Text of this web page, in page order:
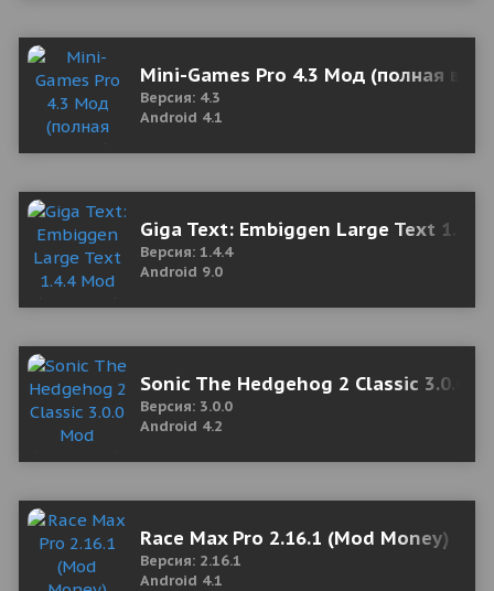
Mini-Games Pro 4.3 Мод (полная
Версия: 4.3
Android 4.1
Giga Text: Embiggen Large Text 1.4.4
Версия: 1.4.4
Android 9.0
Sonic The Hedgehog 2 Classic 3.0.0
Версия: 3.0.0
Android 4.2
Race Max Pro 2.16.1 (Mod Money)
Версия: 2.16.1
Android 4.1